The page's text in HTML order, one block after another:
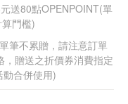
送80點OPENPOINT(單
門檻)
筆不累贈，請注意訂單
贈送之折價券消費指定
合併使用)